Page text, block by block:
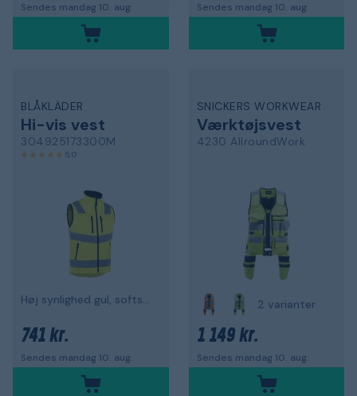
Sendes mandag 10. aug. Sendes mandag 10. aug.
BLÅKLÄDER
Hi-vis vest
304925173300M
5,0
Høj synlighed gul, softshell
741 kr.
Sendes mandag 10. aug.
SNICKERS WORKWEAR
Værktøjsvest
4230 AllroundWork
2 varianter
1 149 kr.
Sendes mandag 10. aug.